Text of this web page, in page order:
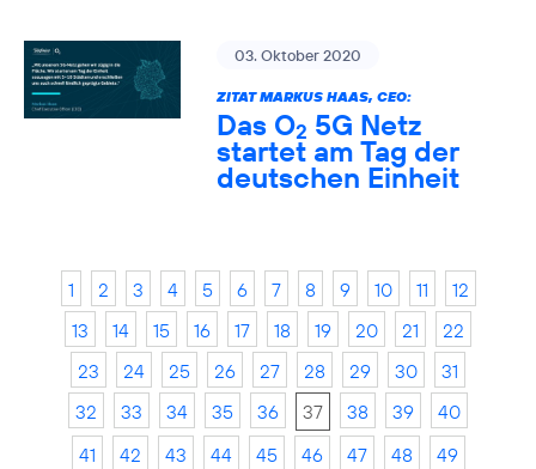
03. Oktober 2020
ZITAT MARKUS HAAS, CEO:
Das O2 5G Netz
startet am Tag der
deutschen Einheit
1 2 3 4 5 6 7 8 9 10 11
12
13
14 15 16 17 18 19 20 21
22
23
24 25 26 27 28 29 30
31
32
33 34 35 36 37 38 39
40
41
42 43 44 45 46 47 48
49